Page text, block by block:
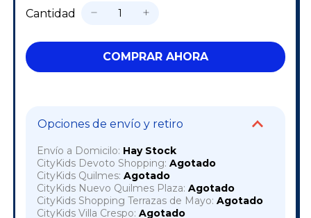
Cantidad
Opciones de envío y retiro
Envío a Domicilo: Hay Stock
CityKids Devoto Shopping: Agotado
CityKids Quilmes: Agotado
CityKids Nuevo Quilmes Plaza: Agotado
CityKids Shopping Terrazas de Mayo: Agotado
CityKids Villa Crespo: Agotado